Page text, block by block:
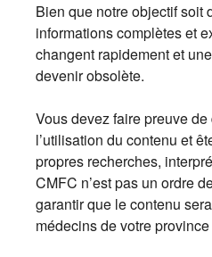
Bien que notre objectif soit
informations complètes et
changent rapidement et
devenir obsolète.
Vous devez faire preuve
l’utilisation du contenu et
propres recherches,
CMFC n’est pas un ordre
garantir que le contenu
médecins de votre